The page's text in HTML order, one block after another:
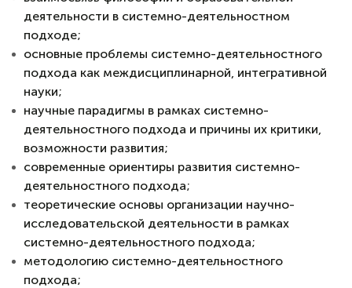
деятельности в системно-деятельностном
подходе;
основные проблемы системно-деятельностного
подхода как междисциплинарной, интегративной
науки;
научные парадигмы в рамках системно-
деятельностного подхода и причины их критики,
возможности развития;
современные ориентиры развития системно-
деятельностного подхода;
теоретические основы организации научно-
исследовательской деятельности в рамках
системно-деятельностного подхода;
методологию системно-деятельностного
подхода;